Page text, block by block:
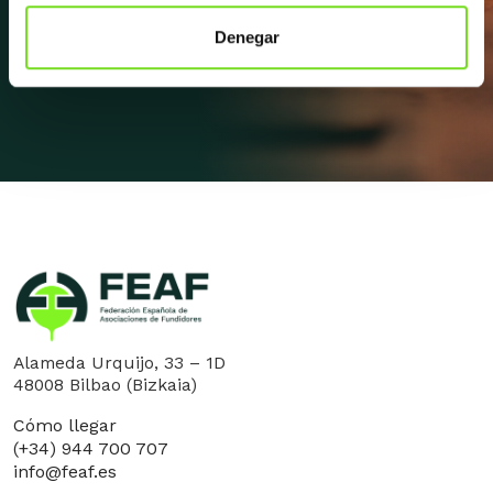
Denegar
Apúntate a la newsletter
Alameda Urquijo, 33 – 1D
48008 Bilbao (Bizkaia)
Cómo llegar
(+34) 944 700 707
info@feaf.es